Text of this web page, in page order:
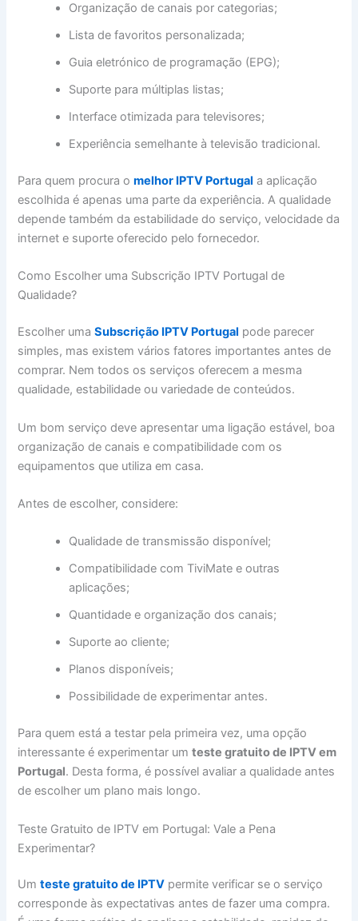
Organização de canais por categorias;
Lista de favoritos personalizada;
Guia eletrónico de programação (EPG);
Suporte para múltiplas listas;
Interface otimizada para televisores;
Experiência semelhante à televisão tradicional.
Para quem procura omelhor IPTV Portugal a aplicação
escolhida é apenas uma parte da experiência. A qualidade
depende também da estabilidade do serviço, velocidade da
internet e suporte oferecido pelo fornecedor.
Como Escolher uma Subscrição IPTV Portugal de
Qualidade?
Escolher umaSubscrição IPTV Portugal pode parecer
simples, mas existem vários fatores importantes antes de
comprar. Nem todos os serviços oferecem a mesma
qualidade, estabilidade ou variedade de conteúdos.
Um bom serviço deve apresentar uma ligação estável, boa
organização de canais e compatibilidade com os
equipamentos que utiliza em casa.
Antes de escolher, considere:
Qualidade de transmissão disponível;
Compatibilidade com TiviMate e outras
aplicações;
Quantidade e organização dos canais;
Suporte ao cliente;
Planos disponíveis;
Possibilidade de experimentar antes.
Para quem está a testar pela primeira vez, uma opção
interessante é experimentar umteste gratuito de IPTV em
Portugal. Desta forma, é possível avaliar a qualidade antes
de escolher um plano mais longo.
Teste Gratuito de IPTV em Portugal: Vale a Pena
Experimentar?
Umteste gratuito de IPTV permite verificar se o serviço
corresponde às expectativas antes de fazer uma compra.